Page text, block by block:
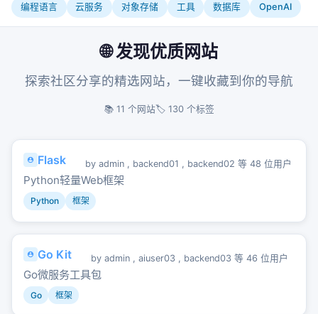
编程语言
云服务 对象存储 工具 数据库 OpenAI
🌐 发现优质网站
探索社区分享的精选网站，一键收藏到你的导航
📚 11 个网站🏷️ 130 个标签
Flask by admin , backend01 , backend02 等 48 位用户
Python轻量Web框架
Python 框架
Go Kit by admin , aiuser03 , backend03 等 46 位用户
Go微服务工具包
Go 框架